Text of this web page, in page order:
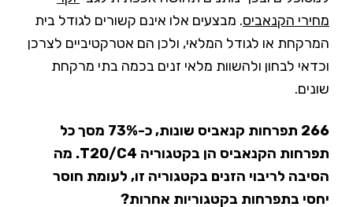
מחירי הקנאביס. מבצעים אלו אינם קשורים לגודל בית
המרקחת או לגודל המלאי, ולכן הם אטרקטיביים לצרכן
וכדאי לבחון ולהשוות מלאי זנים בכמה בתי מרקחת
שונים.
266 תפרחות קנאביס שונות, כ-73% מסך כל
תפרחות הקנאביס הן בקטגוריה T20/C4. מה
הסיבה לריבוי הזנים בקטגוריה זו, לעומת חוסר
יחסי בתפרחות בקטגוריות אחרות?